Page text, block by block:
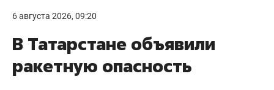
6 августа 2026, 09:20
В Татарстане объявили
ракетную опасность